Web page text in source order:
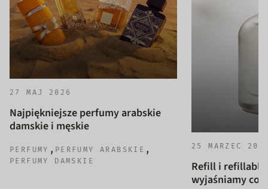
27 MAJ 2026
Najpiękniejsze perfumy arabskie
damskie i męskie
PERFUMY , PERFUMY ARABSKIE ,
PERFUMY DAMSKIE
25 MARZEC
Refill i refillable
wyjaśniamy co